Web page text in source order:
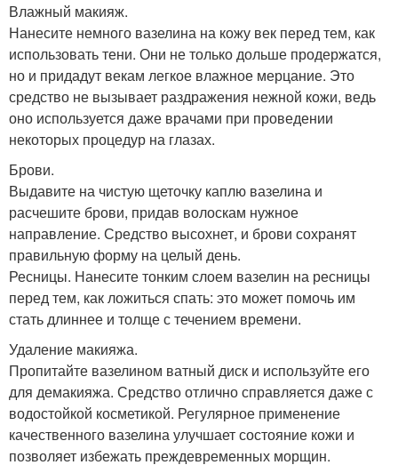
Влажный макияж.
Нанесите немного вазелина на кожу век перед тем, как
использовать тени. Они не только дольше продержатся,
но и придадут векам легкое влажное мерцание. Это
средство не вызывает раздражения нежной кожи, ведь
оно используется даже врачами при проведении
некоторых процедур на глазах.
Брови.
Выдавите на чистую щеточку каплю вазелина и
расчешите брови, придав волоскам нужное
направление. Средство высохнет, и брови сохранят
правильную форму на целый день.
Ресницы. Нанесите тонким слоем вазелин на ресницы
перед тем, как ложиться спать: это может помочь им
стать длиннее и толще с течением времени.
Удаление макияжа.
Пропитайте вазелином ватный диск и используйте его
для демакияжа. Средство отлично справляется даже с
водостойкой косметикой. Регулярное применение
качественного вазелина улучшает состояние кожи и
позволяет избежать преждевременных морщин.